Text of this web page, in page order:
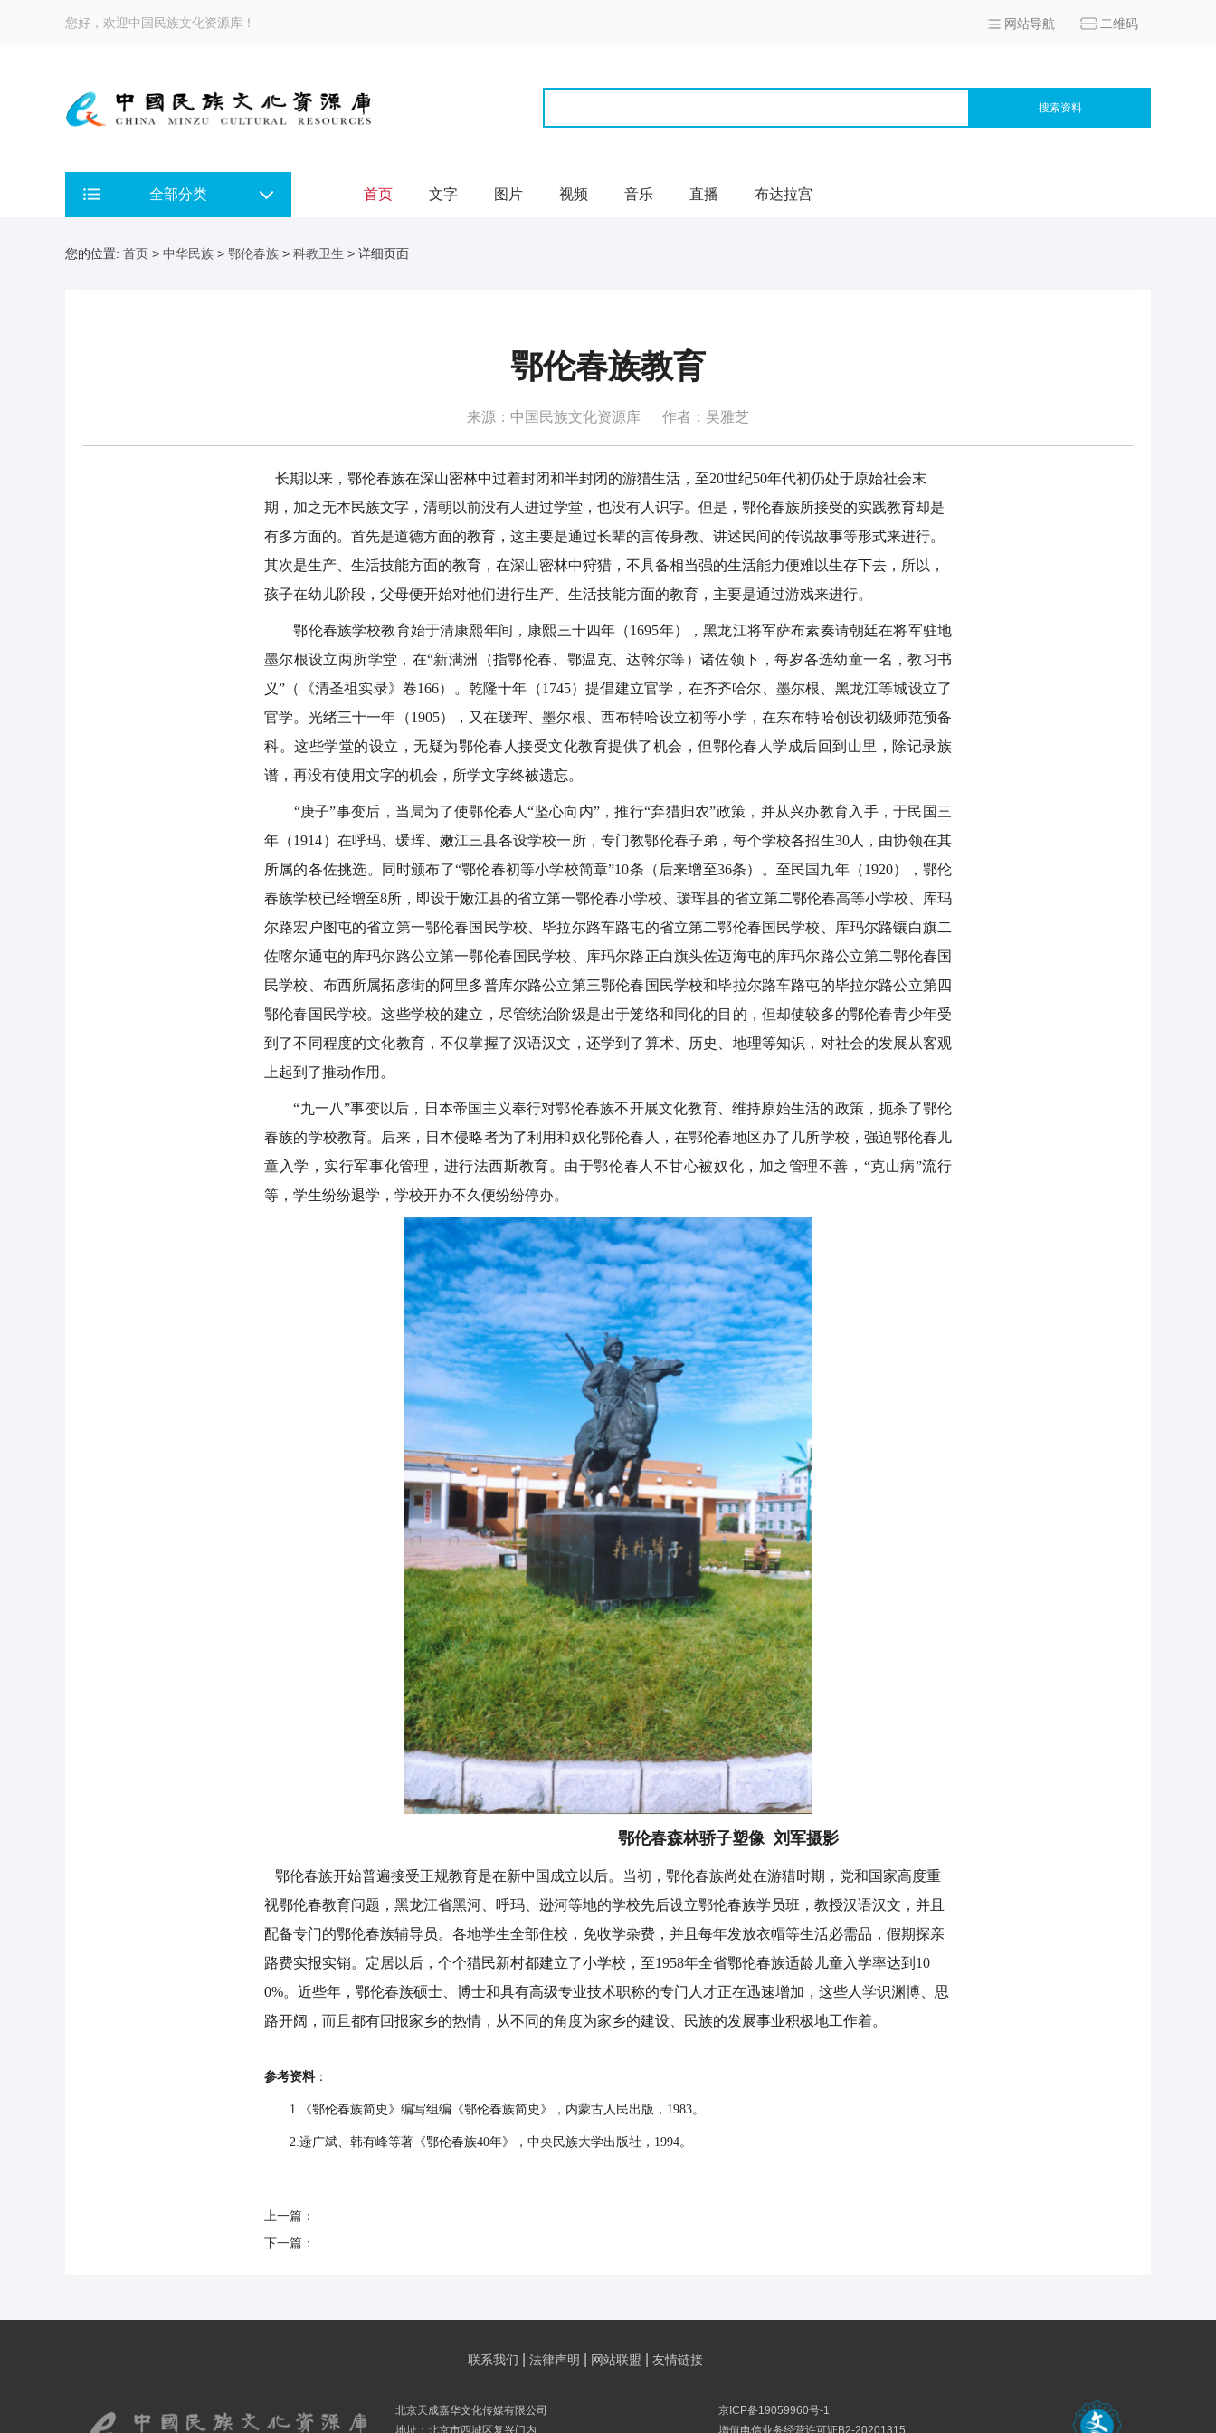
您好，欢迎中国民族文化资源库！ 网站导航 二维码
搜索资料
全部分类 首页 文字 图片 视频 音乐 直播 布达拉宫
您的位置: 首页 > 中华民族 > 鄂伦春族 > 科教卫生 > 详细页面
鄂伦春族教育
来源：中国民族文化资源库 作者：吴雅芝
长期以来，鄂伦春族在深山密林中过着封闭和半封闭的游猎生活，至20世纪50年代初仍处于原始社会末
期，加之无本民族文字，清朝以前没有人进过学堂，也没有人识字。但是，鄂伦春族所接受的实践教育却是
有多方面的。首先是道德方面的教育，这主要是通过长辈的言传身教、讲述民间的传说故事等形式来进行。
其次是生产、生活技能方面的教育，在深山密林中狩猎，不具备相当强的生活能力便难以生存下去，所以，
孩子在幼儿阶段，父母便开始对他们进行生产、生活技能方面的教育，主要是通过游戏来进行。
鄂伦春族学校教育始于清康熙年间，康熙三十四年（1695年），黑龙江将军萨布素奏请朝廷在将军驻地
墨尔根设立两所学堂，在“新满洲（指鄂伦春、鄂温克、达斡尔等）诸佐领下，每岁各选幼童一名，教习书
义”（《清圣祖实录》卷166）。乾隆十年（1745）提倡建立官学，在齐齐哈尔、墨尔根、黑龙江等城设立了
官学。光绪三十一年（1905），又在瑗珲、墨尔根、西布特哈设立初等小学，在东布特哈创设初级师范预备
科。这些学堂的设立，无疑为鄂伦春人接受文化教育提供了机会，但鄂伦春人学成后回到山里，除记录族
谱，再没有使用文字的机会，所学文字终被遗忘。
“庚子”事变后，当局为了使鄂伦春人“坚心向内”，推行“弃猎归农”政策，并从兴办教育入手，于民国三
年（1914）在呼玛、瑗珲、嫩江三县各设学校一所，专门教鄂伦春子弟，每个学校各招生30人，由协领在其
所属的各佐挑选。同时颁布了“鄂伦春初等小学校简章”10条（后来增至36条）。至民国九年（1920），鄂伦
春族学校已经增至8所，即设于嫩江县的省立第一鄂伦春小学校、瑗珲县的省立第二鄂伦春高等小学校、库玛
尔路宏户图屯的省立第一鄂伦春国民学校、毕拉尔路车路屯的省立第二鄂伦春国民学校、库玛尔路镶白旗二
佐喀尔通屯的库玛尔路公立第一鄂伦春国民学校、库玛尔路正白旗头佐迈海屯的库玛尔路公立第二鄂伦春国
民学校、布西所属拓彦街的阿里多普库尔路公立第三鄂伦春国民学校和毕拉尔路车路屯的毕拉尔路公立第四
鄂伦春国民学校。这些学校的建立，尽管统治阶级是出于笼络和同化的目的，但却使较多的鄂伦春青少年受
到了不同程度的文化教育，不仅掌握了汉语汉文，还学到了算术、历史、地理等知识，对社会的发展从客观
上起到了推动作用。
“九一八”事变以后，日本帝国主义奉行对鄂伦春族不开展文化教育、维持原始生活的政策，扼杀了鄂伦
春族的学校教育。后来，日本侵略者为了利用和奴化鄂伦春人，在鄂伦春地区办了几所学校，强迫鄂伦春儿
童入学，实行军事化管理，进行法西斯教育。由于鄂伦春人不甘心被奴化，加之管理不善，“克山病”流行
等，学生纷纷退学，学校开办不久便纷纷停办。
鄂伦春森林骄子塑像 刘军摄影
鄂伦春族开始普遍接受正规教育是在新中国成立以后。当初，鄂伦春族尚处在游猎时期，党和国家高度重
视鄂伦春教育问题，黑龙江省黑河、呼玛、逊河等地的学校先后设立鄂伦春族学员班，教授汉语汉文，并且
配备专门的鄂伦春族辅导员。各地学生全部住校，免收学杂费，并且每年发放衣帽等生活必需品，假期探亲
路费实报实销。定居以后，个个猎民新村都建立了小学校，至1958年全省鄂伦春族适龄儿童入学率达到10
0%。近些年，鄂伦春族硕士、博士和具有高级专业技术职称的专门人才正在迅速增加，这些人学识渊博、思
路开阔，而且都有回报家乡的热情，从不同的角度为家乡的建设、民族的发展事业积极地工作着。
参考资料：
1.《鄂伦春族简史》编写组编《鄂伦春族简史》，内蒙古人民出版，1983。
2.逯广斌、韩有峰等著《鄂伦春族40年》，中央民族大学出版社，1994。
上一篇：
下一篇：
联系我们 法律声明 网站联盟 友情链接
北京天成嘉华文化传媒有限公司
地址：北京市西城区复兴门内
京ICP备19059960号-1
增值电信业务经营许可证B2-20201315